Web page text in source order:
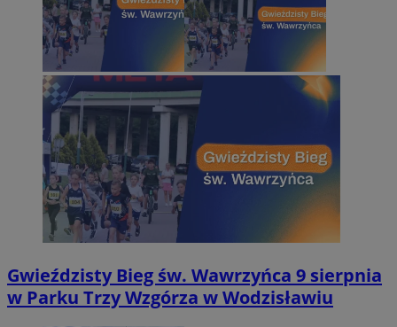
Gwieździsty Bieg św. Wawrzyńca 9 sierpnia
w Parku Trzy Wzgórza w Wodzisławiu